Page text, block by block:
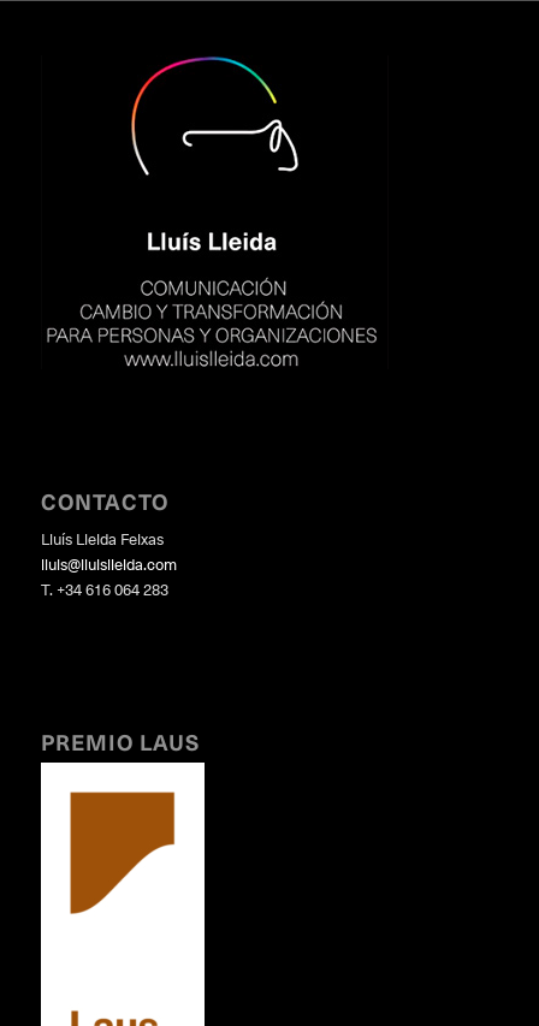
CONTACTO
Lluís Lleida Feixas
lluis@lluislleida.com
T. +34 616 064 283
PREMIO LAUS